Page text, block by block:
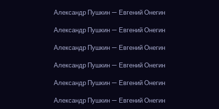
Александр Пушкин — Евгений Онегин
Александр Пушкин — Евгений Онегин
Александр Пушкин — Евгений Онегин
Александр Пушкин — Евгений Онегин
Александр Пушкин — Евгений Онегин
Александр Пушкин — Евгений Онегин